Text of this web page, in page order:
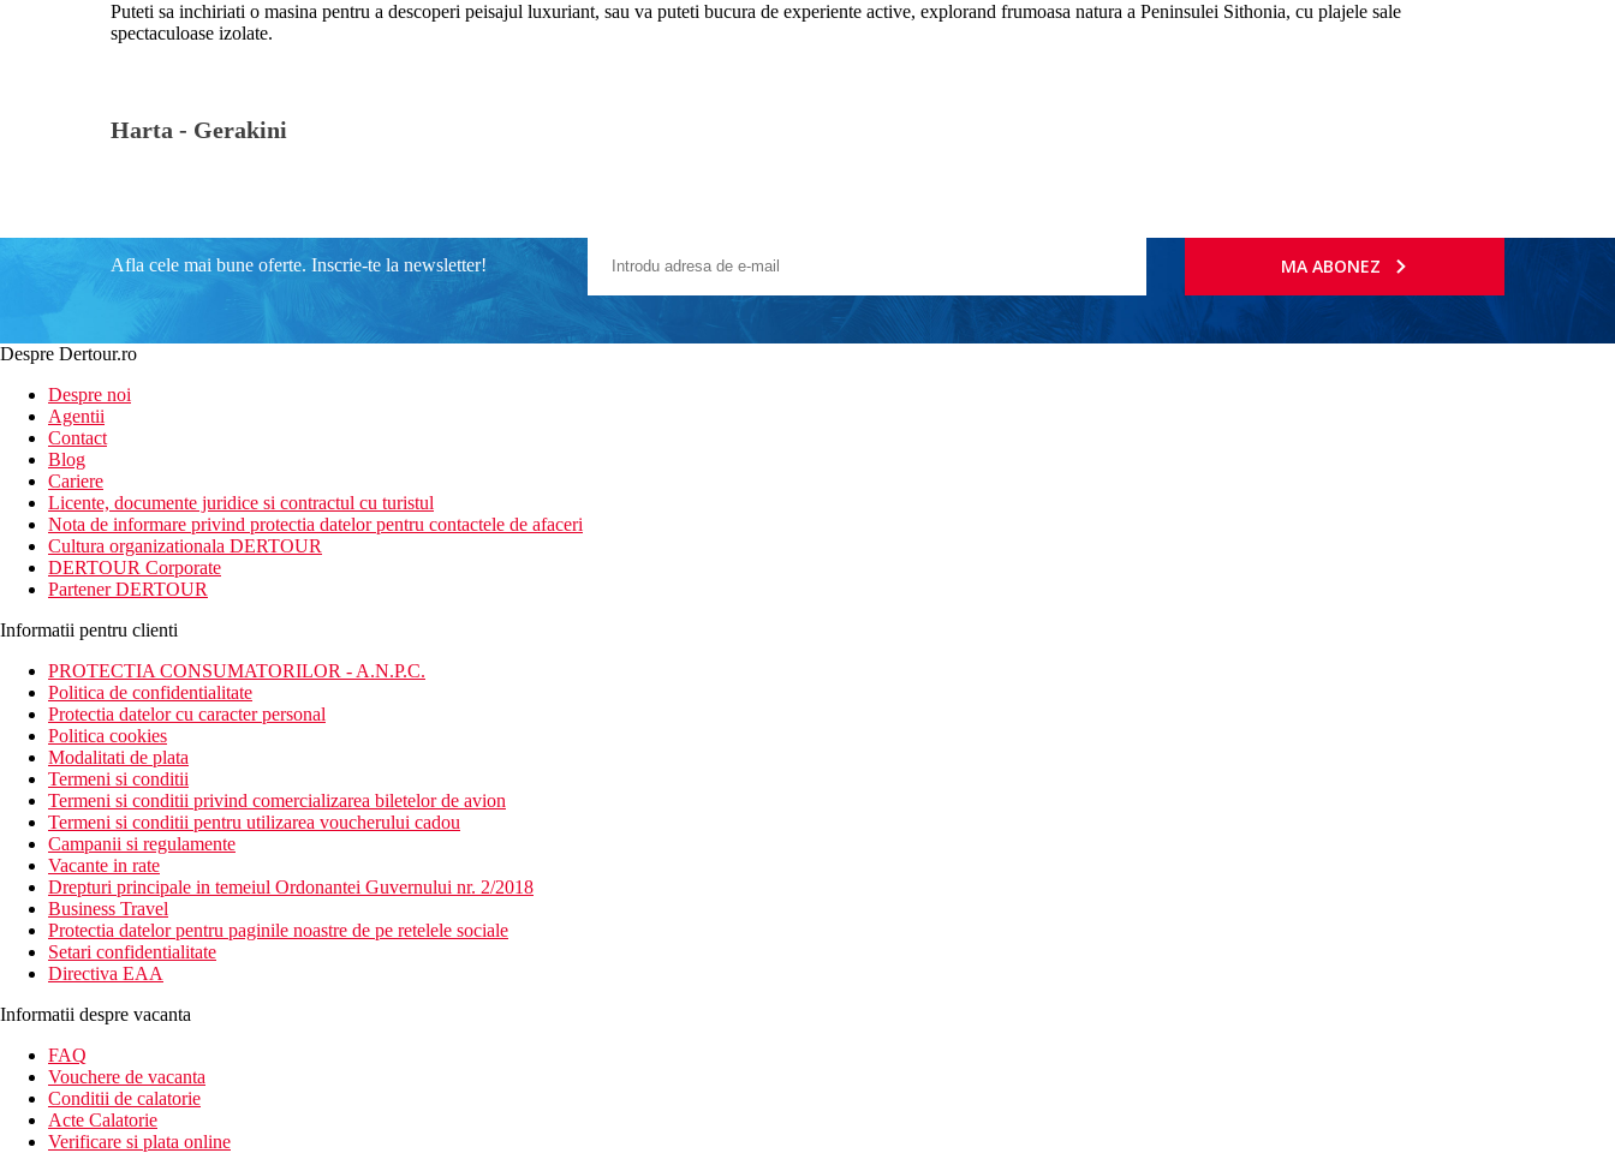
Puteti sa inchiriati o masina pentru a descoperi peisajul luxuriant, sau va puteti bucura de experiente active, explorand frumoasa natura a Peninsulei Sithonia, cu plajele sale
spectaculoase izolate.
Harta - Gerakini
Afla cele mai bune oferte. Inscrie-te la newsletter! MA ABONEZ
Despre Dertour.ro
Despre noi
Agentii
Contact
Blog
Cariere
Licente, documente juridice si contractul cu turistul
Nota de informare privind protectia datelor pentru contactele de afaceri
Cultura organizationala DERTOUR
DERTOUR Corporate
Partener DERTOUR
Informatii pentru clienti
PROTECTIA CONSUMATORILOR - A.N.P.C.
Politica de confidentialitate
Protectia datelor cu caracter personal
Politica cookies
Modalitati de plata
Termeni si conditii
Termeni si conditii privind comercializarea biletelor de avion
Termeni si conditii pentru utilizarea voucherului cadou
Campanii si regulamente
Vacante in rate
Drepturi principale in temeiul Ordonantei Guvernului nr. 2/2018
Business Travel
Protectia datelor pentru paginile noastre de pe retelele sociale
Setari confidentialitate
Directiva EAA
Informatii despre vacanta
FAQ
Vouchere de vacanta
Conditii de calatorie
Acte Calatorie
Verificare si plata online